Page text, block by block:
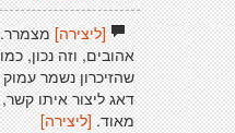
[ליצירה]
אהובים, וזה נכון,
שהזיכרון נשמר
דאג ליצור איתו
מאוד.[ליצירה]